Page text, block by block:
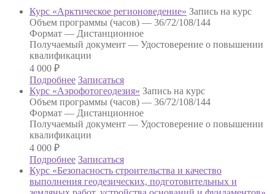
Курс «Арктическое регионоведение» Запись на курс
Объем программы (часов) — 36/72/108/144
Формат — Дистанционное
Получаемый документ — Удостоверение о повышении
квалификации
4 000 ₽
Подробнее Записаться
Курс «Аэрофотогеодезия» Запись на курс
Объем программы (часов) — 36/72/108/144
Формат — Дистанционное
Получаемый документ — Удостоверение о повышении
квалификации
4 000 ₽
Подробнее Записаться
Курс «Безопасность строительства и качество
выполнения геодезических, подготовительных и